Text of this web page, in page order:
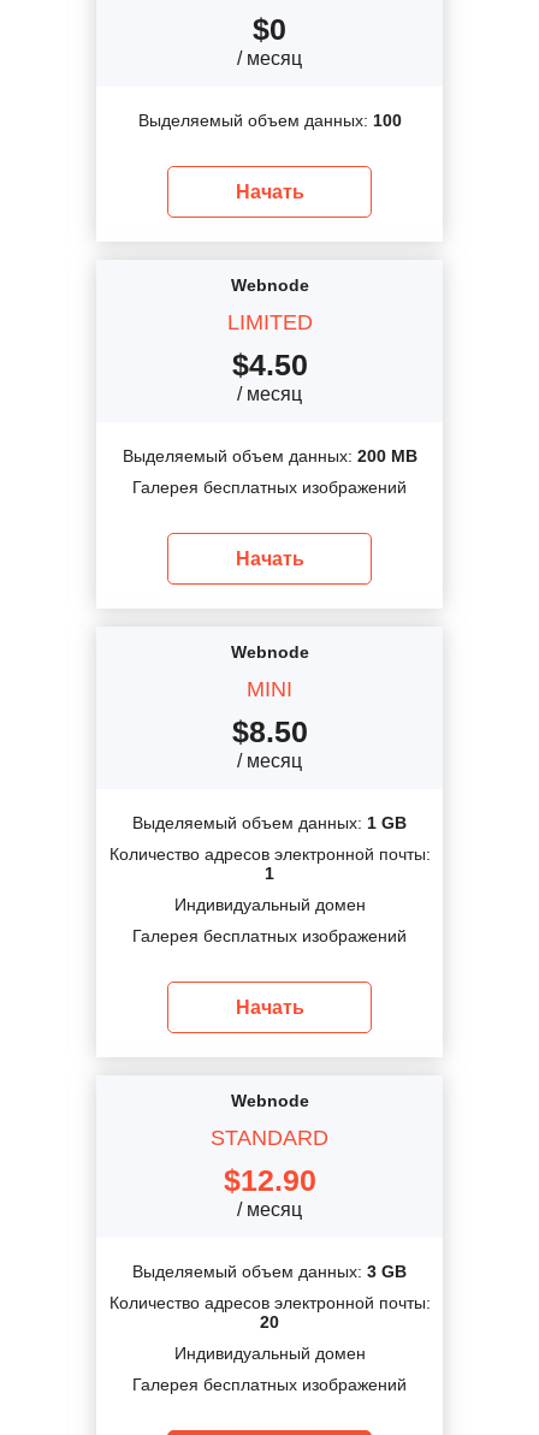
$0
/ месяц
Выделяемый объем данных: 100
Начать
Webnode
LIMITED
$4.50
/ месяц
Выделяемый объем данных: 200 MB
Галерея бесплатных изображений
Начать
Webnode
MINI
$8.50
/ месяц
Выделяемый объем данных: 1 GB
Количество адресов электронной почты:
1
Индивидуальный домен
Галерея бесплатных изображений
Начать
Webnode
STANDARD
$12.90
/ месяц
Выделяемый объем данных: 3 GB
Количество адресов электронной почты:
20
Индивидуальный домен
Галерея бесплатных изображений